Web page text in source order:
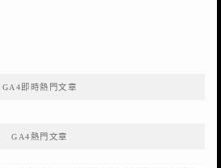
GA4即時熱門文章
GA4熱門文章